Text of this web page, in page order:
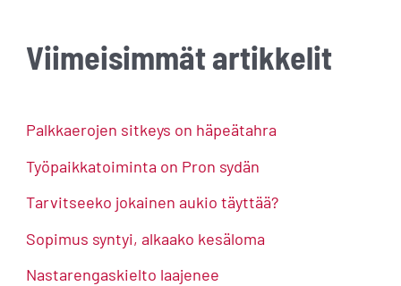
r
h
f
o
Viimeisimmät artikkelit
Palkkaerojen sitkeys on häpeätahra
Työpaikkatoiminta on Pron sydän
Tarvitseeko jokainen aukio täyttää?
Sopimus syntyi, alkaako kesäloma
Nastarengaskielto laajenee